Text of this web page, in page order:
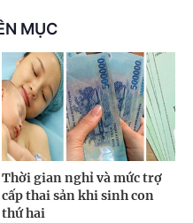
MỤC
Thời gian nghỉ và mức trợ
cấp thai sản khi sinh con
thứ hai